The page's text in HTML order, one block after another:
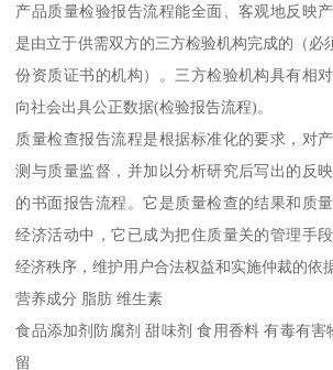
产品质量检验报告流程能全面、客观地反映
是由立于供需双方的三方检验机构完成的（必
份资质证书的机构）。三方检验机构具有相
向社会出具公正数据(检验报告流程)。
质量检查报告流程是根据标准化的要求，对
测与质量监督，并加以分析研究后写出的反
的书面报告流程。它是质量检查的结果和质
经济活动中，它已成为把住质量关的管理手
经济秩序，维护用户合法权益和实施仲裁的依
营养成分 脂肪 维生素
食品添加剂防腐剂 甜味剂 食用香料 有毒有害
留